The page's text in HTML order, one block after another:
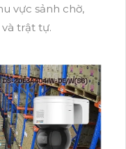
vực sảnh chờ,
trật tự.